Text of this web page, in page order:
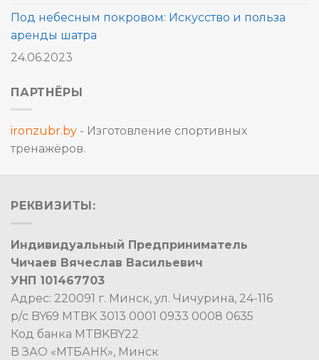
Под небесным покровом: Искусство и польза
аренды шатра
24.06.2023
ПАРТНЁРЫ
ironzubr.by - Изготовление спортивных
тренажёров.
РЕКВИЗИТЫ:
Индивидуальный Предприниматель
Чичаев Вячеслав Васильевич
УНП 101467703
Адрес: 220091 г. Минск, ул. Чичурина, 24-116
р/с BY69 MTBK 3013 0001 0933 0008 0635
Код банка MTBKBY22
В ЗАО «МТБАНК», Минск